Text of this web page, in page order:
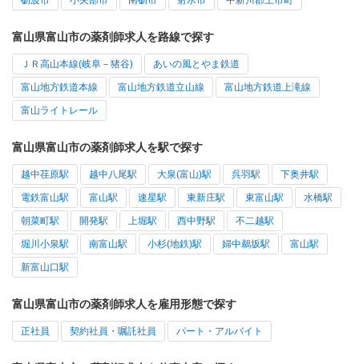
富山県富山市の薬剤師求人を路線で探す
ＪＲ高山本線(岐阜－猪谷) あいの風とやま鉄道
富山地方鉄道本線 富山地方鉄道立山線 富山地方鉄道上滝線
富山ライトレール
富山県富山市の薬剤師求人を駅で探す
越中荏原駅 越中八尾駅 大泉(富山)駅 呉羽駅 下奥井駅
電鉄富山駅 富山駅 速星駅 東新庄駅 東富山駅 水橋駅
朝菜町駅 開発駅 上堀駅 西中野駅 不二越駅
堀川小泉駅 南富山駅 小杉(地鉄)駅 婦中鵜坂駅 富山駅
新富山口駅
富山県富山市の薬剤師求人を雇用形態で探す
正社員 契約社員・嘱託社員 パート・アルバイト